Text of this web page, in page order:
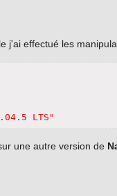
j'ai effectué les
LTS"
une autre version de